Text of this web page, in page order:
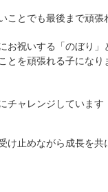
ことでも最後まで頑張
お祝いする「のぼり
とを頑張れる子にな
チャレンジしています
け止めながら成長を共